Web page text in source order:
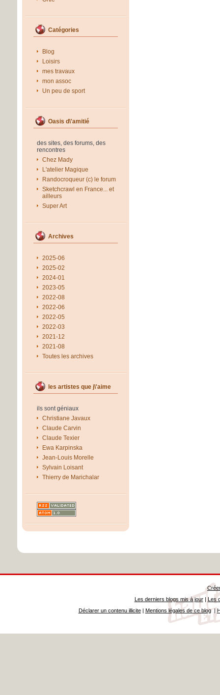
Catégories
Blog
Loisirs
mes travaux
mon assoc
Un peu de sport
Oasis d\'amitié
des sites, des forums, des
rencontres
Chez Mady
L'atelier Magique
Randocroqueur (c) le forum
Sketchcrawl en France... et
ailleurs
Super Art
Archives
2025-06
2025-02
2024-01
2023-05
2022-08
2022-06
2022-05
2022-03
2021-12
2021-08
Toutes les archives
les artistes que j\'aime
ils sont géniaux
Christiane Javaux
Claude Carvin
Claude Texier
Ewa Karpinska
Jean-Louis Morelle
Sylvain Loisant
Thierry de Marichalar
Les derniers blogs mis à jour| Les
Déclarer un contenu illicite| Mentions légales de ce blog|